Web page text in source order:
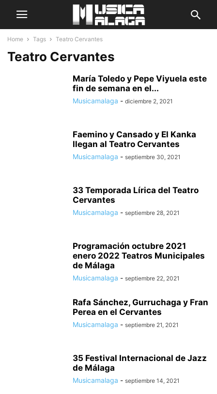
Home Tags Teatro Cervantes
Teatro Cervantes
María Toledo y Pepe Viyuela este
fin de semana en el...
Musicamalaga - diciembre 2, 2021
Faemino y Cansado y El Kanka
llegan al Teatro Cervantes
Musicamalaga - septiembre 30, 2021
33 Temporada Lírica del Teatro
Cervantes
Musicamalaga - septiembre 28, 2021
Programación octubre 2021
enero 2022 Teatros Municipales
de Málaga
Musicamalaga - septiembre 22, 2021
Rafa Sánchez, Gurruchaga y Fran
Perea en el Cervantes
Musicamalaga - septiembre 21, 2021
35 Festival Internacional de Jazz
de Málaga
Musicamalaga - septiembre 14, 2021